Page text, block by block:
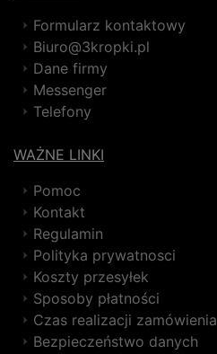
Formularz kontaktowy
Biuro@3kropki.pl
Dane firmy
Messenger
Telefony
WAŻNE LINKI
Pomoc
Kontakt
Regulamin
Polityka prywatnosci
Koszty przesyłek
Sposoby płatności
Czas realizacji zamówienia
Bezpieczeństwo danych